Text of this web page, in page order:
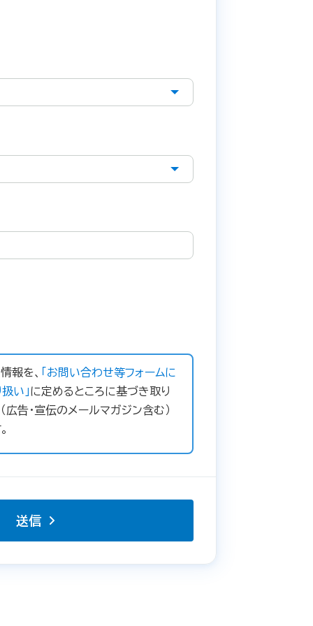
報を、
「お問い合わせ等フォームに
い」に定めるところに基づき取り
広告・宣伝のメールマガジン含む）
送信